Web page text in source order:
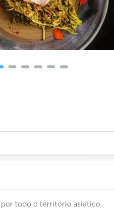
por todo o território asiático,